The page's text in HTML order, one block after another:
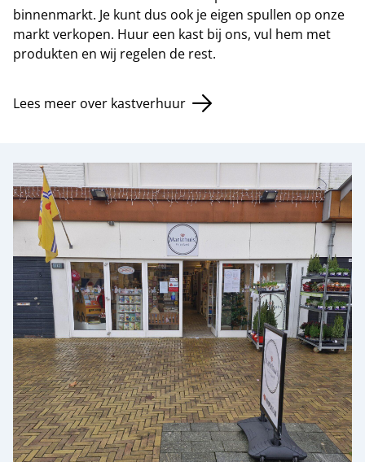
binnenmarkt. Je kunt dus ook je eigen spullen op onze
markt verkopen. Huur een kast bij ons, vul hem met
produkten en wij regelen de rest.
Lees meer over kastverhuur